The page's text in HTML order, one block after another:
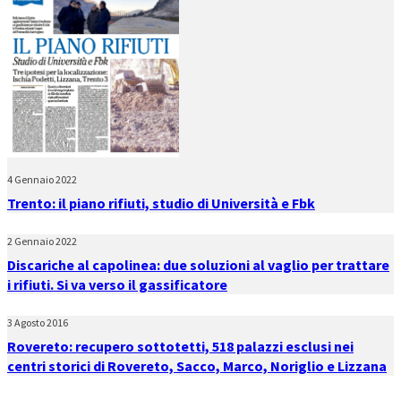
4 Gennaio 2022
Trento: il piano rifiuti, studio di Università e Fbk
2 Gennaio 2022
Discariche al capolinea: due soluzioni al vaglio per trattare
i rifiuti. Si va verso il gassificatore
3 Agosto 2016
Rovereto: recupero sottotetti, 518 palazzi esclusi nei
centri storici di Rovereto, Sacco, Marco, Noriglio e Lizzana